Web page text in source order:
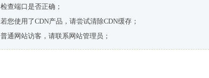
检查端口是否正确；
若您使用了CDN产品，请尝试清除CDN缓存；
普通网站访客，请联系网站管理员；